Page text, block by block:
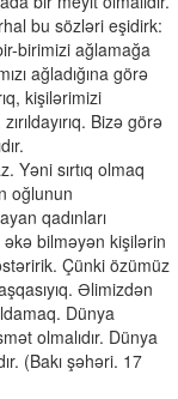
bu sözləri eşidirk:
birimizi ağlamağa
ağladığına görə
kişilərimizi
Bizə görə
Yəni sırtıq olmaq
oğlunun
qadınları
əkə bilməyən kişilərin
Çünki özümüz
Əlimizdən
Dünya
olmalıdır. Dünya
(Bakı şəhəri. 17